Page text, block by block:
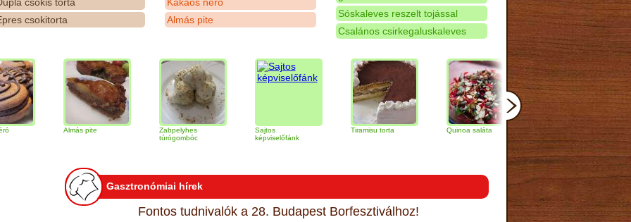
csokitorta
Almás pite
Sóskaleves reszelt tojással
Csalános csirkegaluskaleves
Almás pite
Zabpelyhes
túrógombóc
képviselőfánk
Tiramisu torta Quinoa saláta
Gasztronómiai hírek
Fontos tudnivalók a 28. Budapest Borfesztiválhoz!